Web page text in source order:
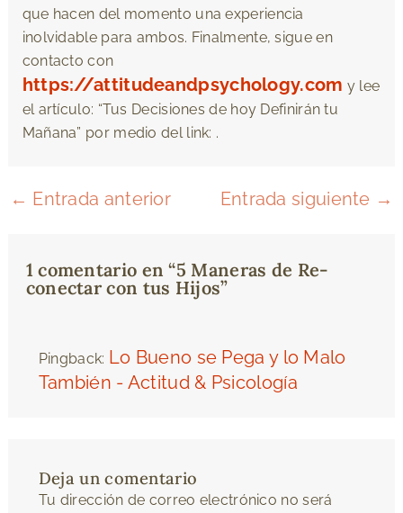
que hacen del momento una experiencia
inolvidable para ambos. Finalmente, sigue en
contacto con
https://attitudeandpsychology.com y lee
el artículo: “Tus Decisiones de hoy Definirán tu
Mañana” por medio del link: .
← Entrada anterior Entrada siguiente →
1 comentario en “5 Maneras de Re-
conectar con tus Hijos”
Pingback: Lo Bueno se Pega y lo Malo
También - Actitud & Psicología
Deja un comentario
Tu dirección de correo electrónico no será